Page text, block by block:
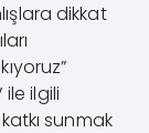
dikkat
ilgili
sunmak